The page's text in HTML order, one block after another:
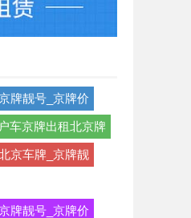
牌靓号_京牌价
车京牌出租北京牌
京车牌_京牌靓
牌靓号_京牌价